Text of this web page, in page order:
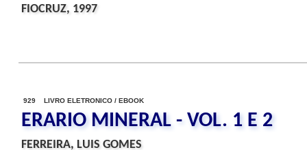
FIOCRUZ, 1997
929 LIVRO ELETRONICO / EBOOK
ERARIO MINERAL - VOL. 1 E 2
FERREIRA, LUIS GOMES